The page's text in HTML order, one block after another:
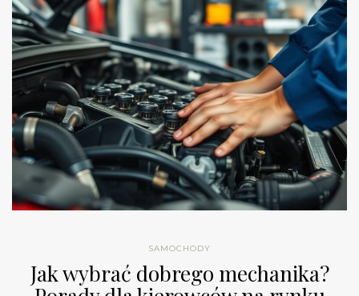
SAMOCHODY
Jak wybrać dobrego mechanika?